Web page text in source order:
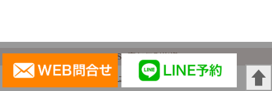
(c) EST専任個別指導
パソコン ｜モバイル